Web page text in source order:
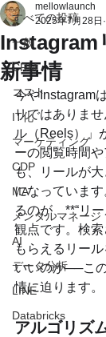
すべての投稿
一般
CRM
コスト
IT化
マーケティング
CDP
MA
メンタルマネージ
AI
データ分析
LINE
Databricks
Instagram
新事情
mellowlaunch
2025年7月28日
今やInstagram
リではありま
ル（Reels）」
ーの閲覧時間
も、リールが
になっていま
るのが、**“リ
観点です。検
もらえるリー
いいのか──こ
情に迫ります。
アルゴリズ